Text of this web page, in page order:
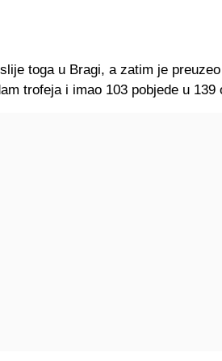
toga u Bragi, a zatim je
trofeja i imao 103 pobjede u 139